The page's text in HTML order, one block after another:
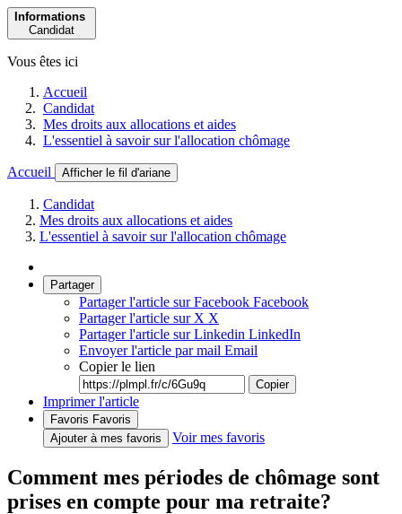
Informations
Candidat
Vous êtes ici
Accueil
Candidat
Mes droits aux allocations et aides
L'essentiel à savoir sur l'allocation chômage
Accueil Afficher le fil d'ariane
Candidat
Mes droits aux allocations et aides
L'essentiel à savoir sur l'allocation chômage
Partager
Partager l'article sur Facebook Facebook
Partager l'article sur X X
Partager l'article sur Linkedin LinkedIn
Envoyer l'article par mail Email
Copier le lien
Copier
Imprimer l'article
Favoris Favoris
Ajouter à mes favoris
Voir mes favoris
Comment mes périodes de chômage sont
prises en compte pour ma retraite?